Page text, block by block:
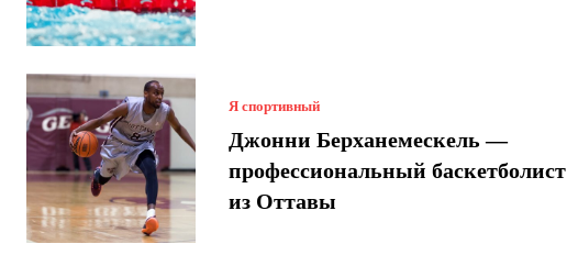
Я спортивный
Джонни Берханемескель —
профессиональный баскетболист
из Оттавы